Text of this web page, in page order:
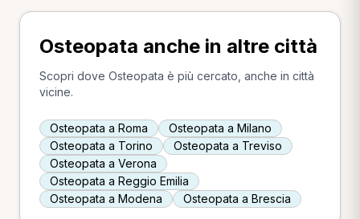
Osteopata anche in altre città
Scopri dove Osteopata è più cercato, anche in città
vicine.
Osteopata a Roma
Osteopata a Milano
Osteopata a Torino
Osteopata a Treviso
Osteopata a Verona
Osteopata a Reggio Emilia
Osteopata a Modena
Osteopata a Brescia